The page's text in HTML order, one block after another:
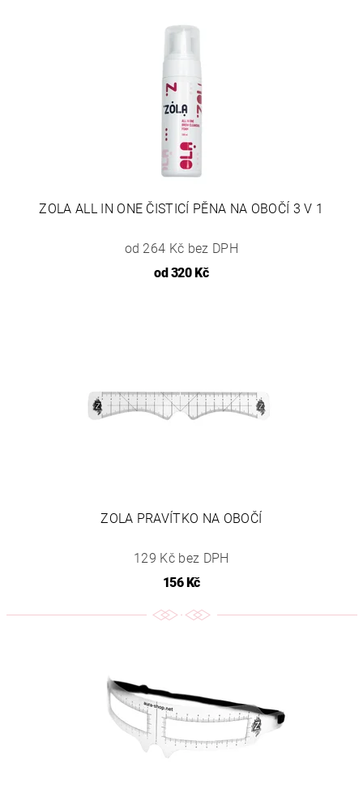
ZOLA ALL IN ONE ČISTICÍ PĚNA NA OBOČÍ 3 V 1
od 264 Kč bez DPH
od320 Kč
ZOLA PRAVÍTKO NA OBOČÍ
129 Kč bez DPH
156 Kč